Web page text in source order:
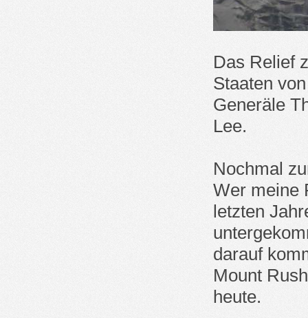
Das Relief
Staaten
Generäle
Lee.
Nochmal
Wer meine
letzten
darauf
Mount
heute.